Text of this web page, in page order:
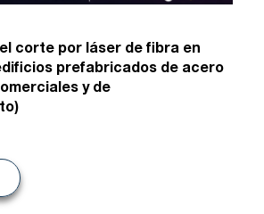
corte por láser de fibra en
prefabricados de acero
y de